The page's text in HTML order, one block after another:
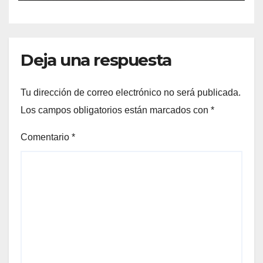
Deja una respuesta
Tu dirección de correo electrónico no será publicada.
Los campos obligatorios están marcados con *
Comentario *